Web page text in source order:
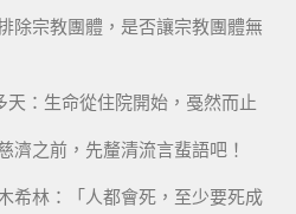
除宗教團體，是否讓宗教團體無
天：生命從住院開始，戞然而止
濟之前，先釐清流言蜚語吧！
希林：「人都會死，至少要死成